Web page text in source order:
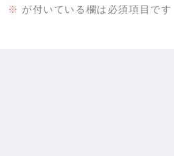
※ が付いている欄は必須項目です